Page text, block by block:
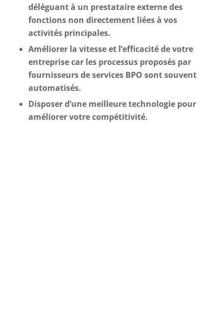
déléguant à un prestataire externe des
fonctions non directement liées à vos
activités principales.
Améliorer la vitesse et l’efficacité de votre
entreprise car les processus proposés par
fournisseurs de services BPO sont souvent
automatisés.
Disposer d’une meilleure technologie pour
améliorer votre compétitivité.